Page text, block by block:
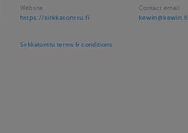
Website
https://sirkkatonttu.fi
Contact email
kewin@kewin.fi
Sirkkatonttu terms & conditions